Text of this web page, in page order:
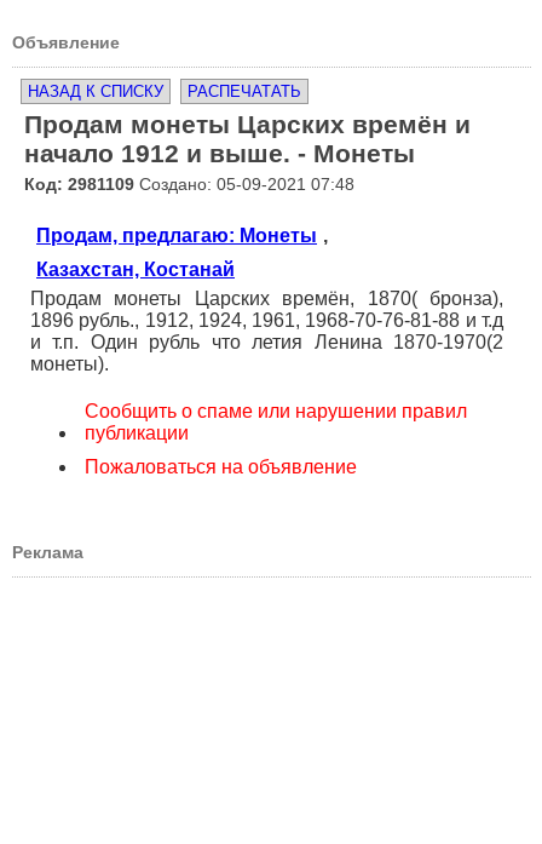
Объявление
НАЗАД К СПИСКУ РАСПЕЧАТАТЬ
Продам монеты Царских времён и
начало 1912 и выше. - Монеты
Код: 2981109 Создано: 05-09-2021 07:48
Продам, предлагаю: Монеты ,
Казахстан, Костанай
Продам монеты Царских времён, 1870( бронза),
1896 рубль., 1912, 1924, 1961, 1968-70-76-81-88 и т.д
и т.п. Один рубль что летия Ленина 1870-1970(2
монеты).
Сообщить о спаме или нарушении правил
публикации
Пожаловаться на объявление
Реклама